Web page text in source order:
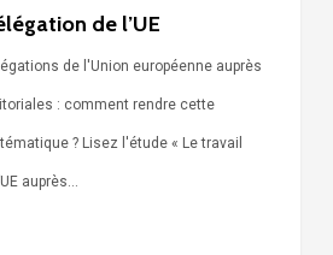
de l’UE
de l'Union européenne auprès
: comment rendre cette
? Lisez l'étude « Le travail
auprès…